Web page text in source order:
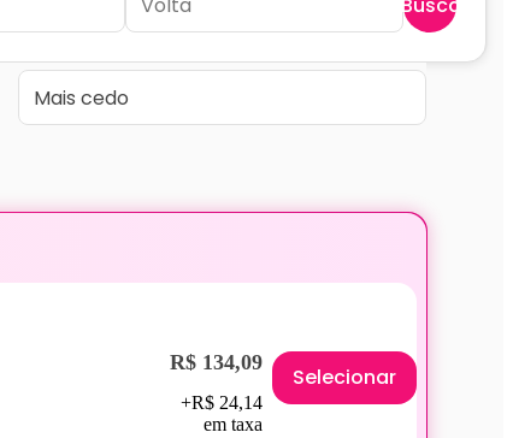
R$ 134,09
+R$ 24,14
em taxa
Selecionar